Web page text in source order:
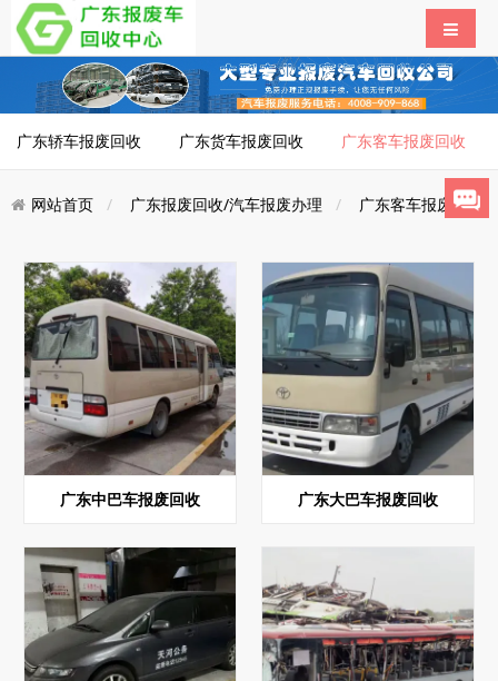
广东轿车报废回收 广东货车报废回收 广东客车报废回收
网站首页 广东报废回收/汽车报废办理 广东客车报废回收
广东中巴车报废回收 广东大巴车报废回收